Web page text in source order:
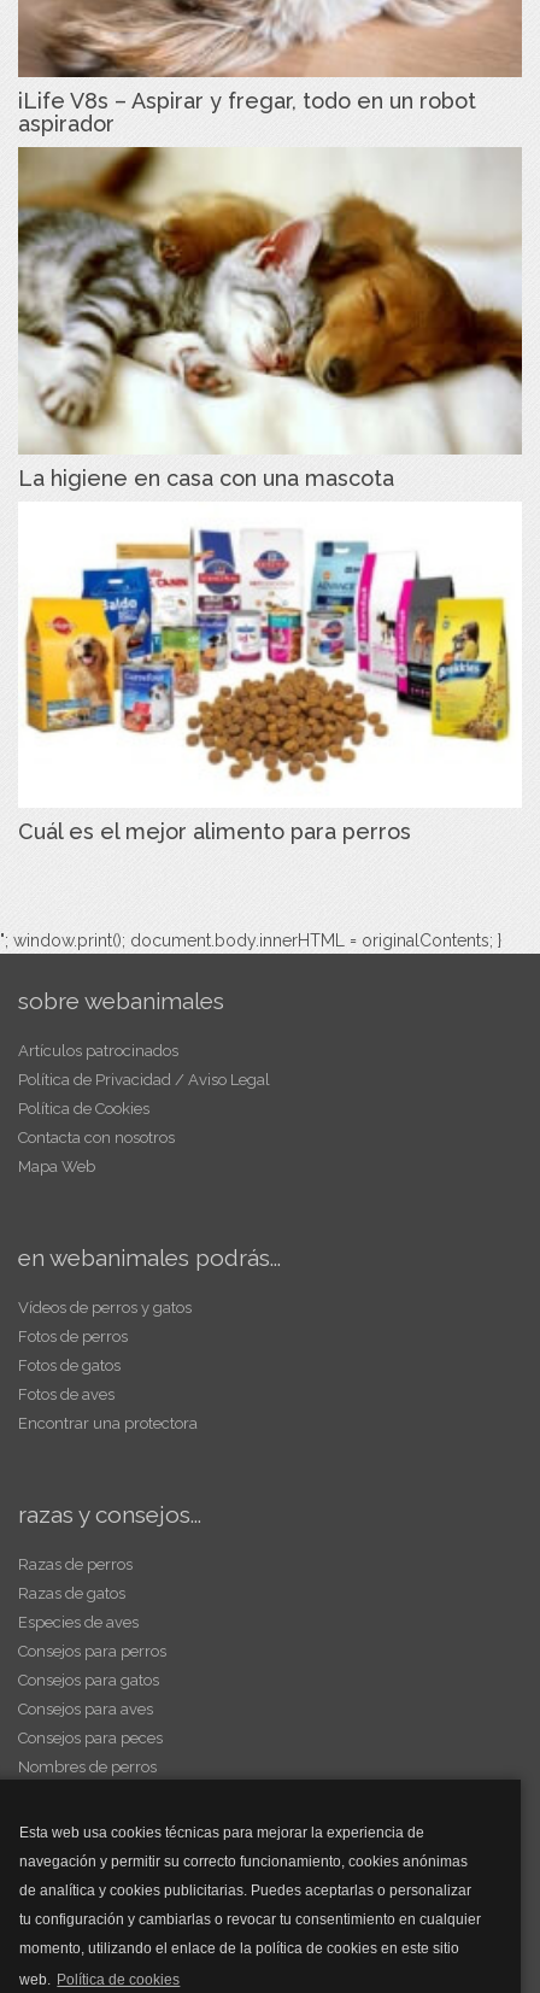
Esta web usa cookies técnicas para mejorar la experiencia de
navegación y permitir su correcto funcionamiento, cookies anónimas
de analítica y cookies publicitarias. Puedes aceptarlas o personalizar
tu configuración y cambiarlas o revocar tu consentimiento en cualquier
momento, utilizando el enlace de la política de cookies en este sitio
web. Política de cookies
iLife V8s – Aspirar y fregar, todo en un robot
aspirador
La higiene en casa con una mascota
Cuál es el mejor alimento para perros
"; window.print(); document.body.innerHTML = originalContents; }
sobre webanimales
Artículos patrocinados
Política de Privacidad / Aviso Legal
Política de Cookies
Contacta con nosotros
Mapa Web
en webanimales podrás...
Vídeos de perros y gatos
Fotos de perros
Fotos de gatos
Fotos de aves
Encontrar una protectora
razas y consejos...
Razas de perros
Razas de gatos
Especies de aves
Consejos para perros
Consejos para gatos
Consejos para aves
Consejos para peces
Nombres de perros
y mucho más...